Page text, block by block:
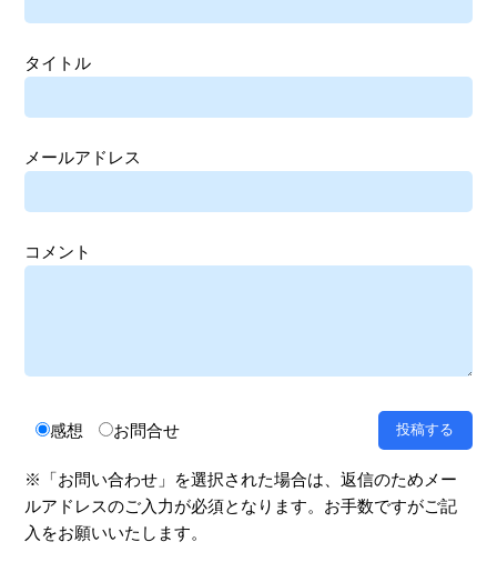
タイトル
メールアドレス
コメント
感想 お問合せ
※「お問い合わせ」を選択された場合は、返信のためメー
ルアドレスのご入力が必須となります。お手数ですがご記
入をお願いいたします。